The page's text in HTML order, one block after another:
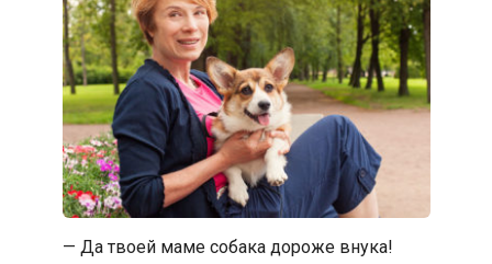
— Да твоей маме собака дороже внука!